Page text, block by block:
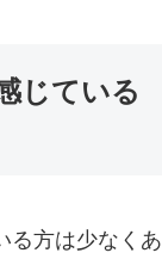
じている
る方は少なくあ